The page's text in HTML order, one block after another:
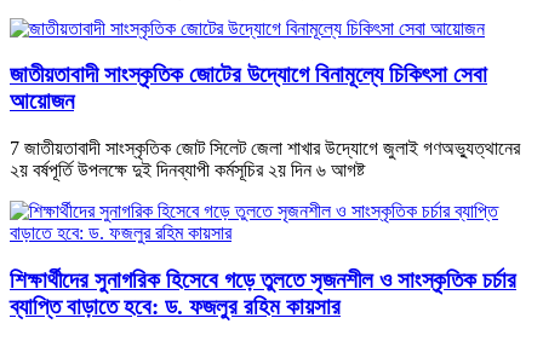
জাতীয়তাবাদী সাংস্কৃতিক জোটের উদ্যোগে বিনামূল্যে চিকিৎসা সেবা
আয়োজন
7 জাতীয়তাবাদী সাংস্কৃতিক জোট সিলেট জেলা শাখার উদ্যোগে জুলাই গণঅভ্যুত্থানের
২য় বর্ষপূর্তি উপলক্ষে দুই দিনব্যাপী কর্মসূচির ২য় দিন ৬ আগষ্ট
শিক্ষার্থীদের সুনাগরিক হিসেবে গড়ে তুলতে সৃজনশীল ও সাংস্কৃতিক চর্চার
ব্যাপ্তি বাড়াতে হবে: ড. ফজলুর রহিম কায়সার